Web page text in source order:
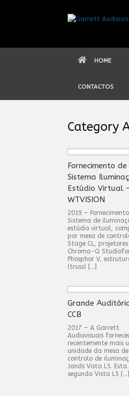
HOME
CONTACTOS
Category
Fornecimento de
Sistema
Estúdio Virtual
WTVISION
2019 –
Sistema de
estúdio virtual,
por mesa de
Stage CL, projetores
Chroma-Q
Phosphor V,
(truss) […]
Grande
CCB
2017 – A Garrett
Audiovisuais
recentemente mais
unidade da mesa de
controlo de
Jands Vista L5. Esta
segunda Vista L5 […]